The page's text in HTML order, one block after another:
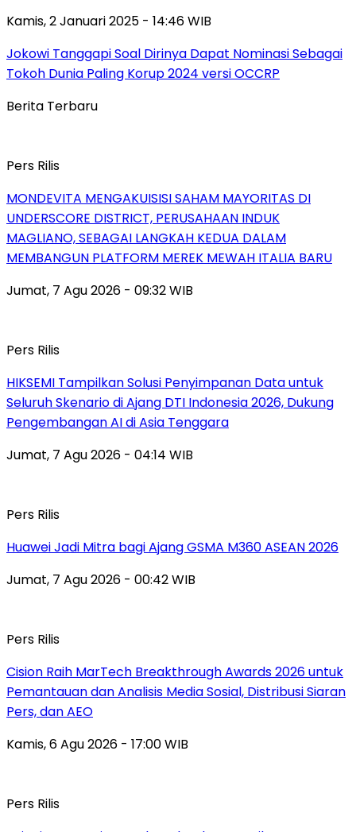
Kamis, 2 Januari 2025 - 14:46 WIB
Jokowi Tanggapi Soal Dirinya Dapat Nominasi Sebagai
Tokoh Dunia Paling Korup 2024 versi OCCRP
Berita Terbaru
Pers Rilis
MONDEVITA MENGAKUISISI SAHAM MAYORITAS DI
UNDERSCORE DISTRICT, PERUSAHAAN INDUK
MAGLIANO, SEBAGAI LANGKAH KEDUA DALAM
MEMBANGUN PLATFORM MEREK MEWAH ITALIA BARU
Jumat, 7 Agu 2026 - 09:32 WIB
Pers Rilis
HIKSEMI Tampilkan Solusi Penyimpanan Data untuk
Seluruh Skenario di Ajang DTI Indonesia 2026, Dukung
Pengembangan AI di Asia Tenggara
Jumat, 7 Agu 2026 - 04:14 WIB
Pers Rilis
Huawei Jadi Mitra bagi Ajang GSMA M360 ASEAN 2026
Jumat, 7 Agu 2026 - 00:42 WIB
Pers Rilis
Cision Raih MarTech Breakthrough Awards 2026 untuk
Pemantauan dan Analisis Media Sosial, Distribusi Siaran
Pers, dan AEO
Kamis, 6 Agu 2026 - 17:00 WIB
Pers Rilis